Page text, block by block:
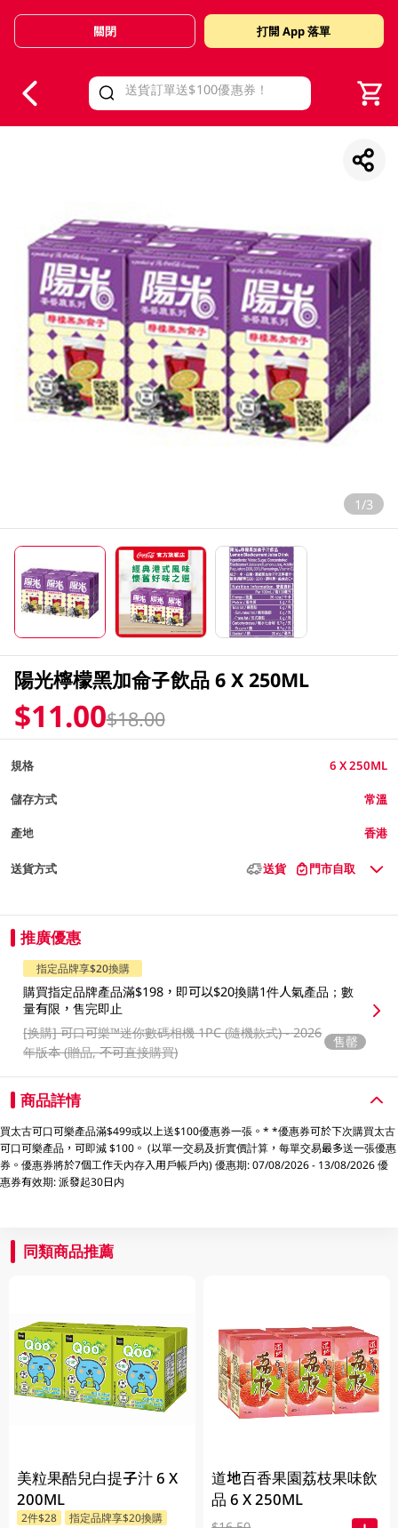
Valid Until 30 June 2026
關閉 打開 App 落單
1/3
陽光檸檬黑加侖子飲品 6 X 250ML
$11.00$18.00
規格 6 X 250ML
儲存方式 常溫
產地 香港
送貨方式 送貨 門市自取
推廣優惠
指定品牌享$20換購
購買指定品牌產品滿$198，即可以$20換購1件人氣產品；數
量有限，售完即止
[换購]可口可樂™️迷你數碼相機 1PC (隨機款式) - 2026
年版本 (贈品, 不可直接購買)
售罄
商品詳情
買太古可口可樂產品滿$499或以上送$100優惠券一張。* *優惠券可於下次購買太古
可口可樂產品，可即減 $100。 (以單一交易及折實價計算，每單交易最多送一張優惠
券。優惠券將於7個工作天內存入用戶帳戶內) 優惠期: 07/08/2026 - 13/08/2026 優
惠券有效期: 派發起30日内
同類商品推薦
美粒果酷兒白提子汁 6 X
200ML
2件$28 指定品牌享$20換購
道地百香果園荔枝果味飲
品 6 X 250ML